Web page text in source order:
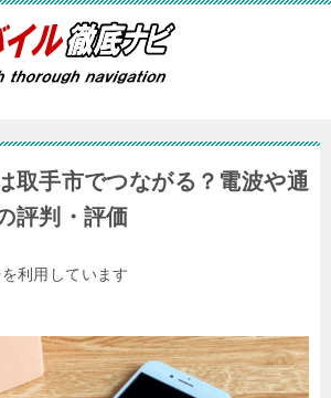
取手市でつながる？電波や通
評判・評価
利用しています